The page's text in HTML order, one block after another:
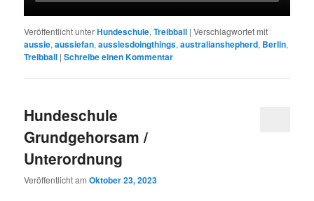
Veröffentlicht unterHundeschule,Treibball |Verschlagwortet mit
aussie,aussiefan,aussiesdoingthings,australianshepherd, Berlin,
Treibball |Schreibe einen Kommentar
Hundeschule
Grundgehorsam /
Unterordnung
Veröffentlicht amOktober 23, 2023